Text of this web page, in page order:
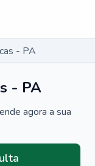
- PA
- PA
agora a sua